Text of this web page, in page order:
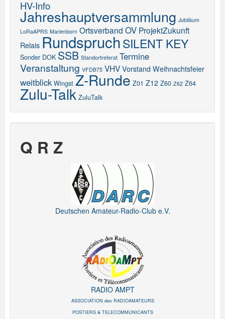
HV-Info
Jahreshauptversammlung Jubiläum
LoRaAPRS Marienborn Ortsverband OV ProjektZukunft
Relais RundspruchSILENT KEY
Sonder DOK SSB Standortreferat Termine
Veranstaltung VFDB75 VHV Vorstand Weihnachtsfeier
weitblick Wingst Z-Runde Z01 Z12 Z60 Z62 Z64
Zulu-Talk ZuluTalk
Q R Z
Deutschen Amateur-Radio-Club e.V.
RADIO AMPT
ASSOCIATION des RADIOAMATEURS
POSTIERS & TELECOMMUNICANTS